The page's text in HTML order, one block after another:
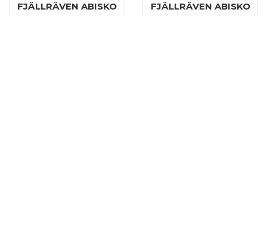
FJÄLLRÄVEN ABISKO
FJÄLLRÄVEN ABISKO